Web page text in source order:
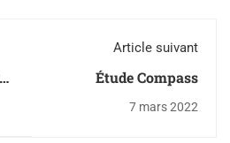
Article suivant
Étude Compass
7 mars 2022